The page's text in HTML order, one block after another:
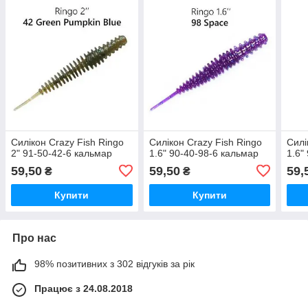
Силікон Crazy Fish Ringo
2" 91-50-42-6 кальмар
59,50 ₴
Купити
Силікон Crazy Fish Ringo
1.6" 90-40-98-6 кальмар
59,50₴
Купити
1.6"
Про нас
98% позитивних з 302 відгуків за рік
Працює з 24.08.2018